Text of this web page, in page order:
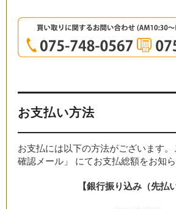
お支払い方法
お支払には以下の方法がございます
確認メール」 にてお支払総額をお知ら
【銀行振り込み（先払